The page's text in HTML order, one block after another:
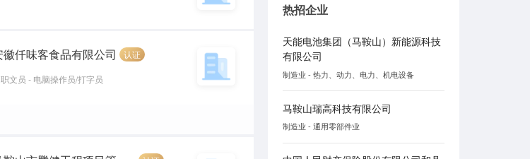
徽仟味客食品有限公司 认证
文员 - 电脑操作员/打字员
热招企业
天能电池集团（马鞍山）新能源科技
有限公司
制造业 - 热力、动力、电力、机电设备
马鞍山瑞高科技有限公司
制造业 - 通用零部件业